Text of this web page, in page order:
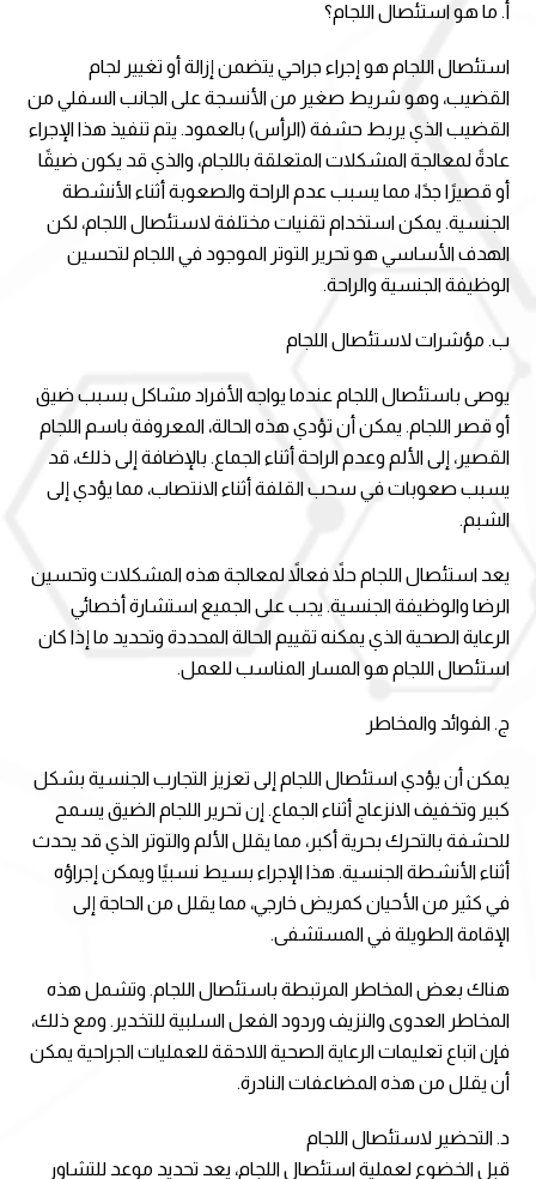
أ. ما هو استئصال اللجام؟
استئصال اللجام هو إجراء جراحي يتضمن إزالة أو تغيير لجام
القضيب، وهو شريط صغير من الأنسجة على الجانب السفلي من
القضيب الذي يربط حشفة (الرأس) بالعمود. يتم تنفيذ هذا الإجراء
عادةً لمعالجة المشكلات المتعلقة باللجام، والذي قد يكون ضيقًا
أو قصيرًا جدًا، مما يسبب عدم الراحة والصعوبة أثناء الأنشطة
الجنسية. يمكن استخدام تقنيات مختلفة لاستئصال اللجام، لكن
الهدف الأساسي هو تحرير التوتر الموجود في اللجام لتحسين
الوظيفة الجنسية والراحة.
ب. مؤشرات لاستئصال اللجام
يوصى باستئصال اللجام عندما يواجه الأفراد مشاكل بسبب ضيق
أو قصر اللجام. يمكن أن تؤدي هذه الحالة، المعروفة باسم اللجام
القصير، إلى الألم وعدم الراحة أثناء الجماع. بالإضافة إلى ذلك، قد
يسبب صعوبات في سحب القلفة أثناء الانتصاب، مما يؤدي إلى
الشبم.
يعد استئصال اللجام حلاً فعالاً لمعالجة هذه المشكلات وتحسين
الرضا والوظيفة الجنسية. يجب على الجميع استشارة أخصائي
الرعاية الصحية الذي يمكنه تقييم الحالة المحددة وتحديد ما إذا كان
استئصال اللجام هو المسار المناسب للعمل.
ج. الفوائد والمخاطر
يمكن أن يؤدي استئصال اللجام إلى تعزيز التجارب الجنسية بشكل
كبير وتخفيف الانزعاج أثناء الجماع. إن تحرير اللجام الضيق يسمح
للحشفة بالتحرك بحرية أكبر، مما يقلل الألم والتوتر الذي قد يحدث
أثناء الأنشطة الجنسية. هذا الإجراء بسيط نسبيًا ويمكن إجراؤه
في كثير من الأحيان كمريض خارجي، مما يقلل من الحاجة إلى
الإقامة الطويلة في المستشفى.
هناك بعض المخاطر المرتبطة باستئصال اللجام. وتشمل هذه
المخاطر العدوى والنزيف وردود الفعل السلبية للتخدير. ومع ذلك،
فإن اتباع تعليمات الرعاية الصحية اللاحقة للعمليات الجراحية يمكن
أن يقلل من هذه المضاعفات النادرة.
د. التحضير لاستئصال اللجام
قبل الخضوع لعملية استئصال اللجام، يعد تحديد موعد للتشاور